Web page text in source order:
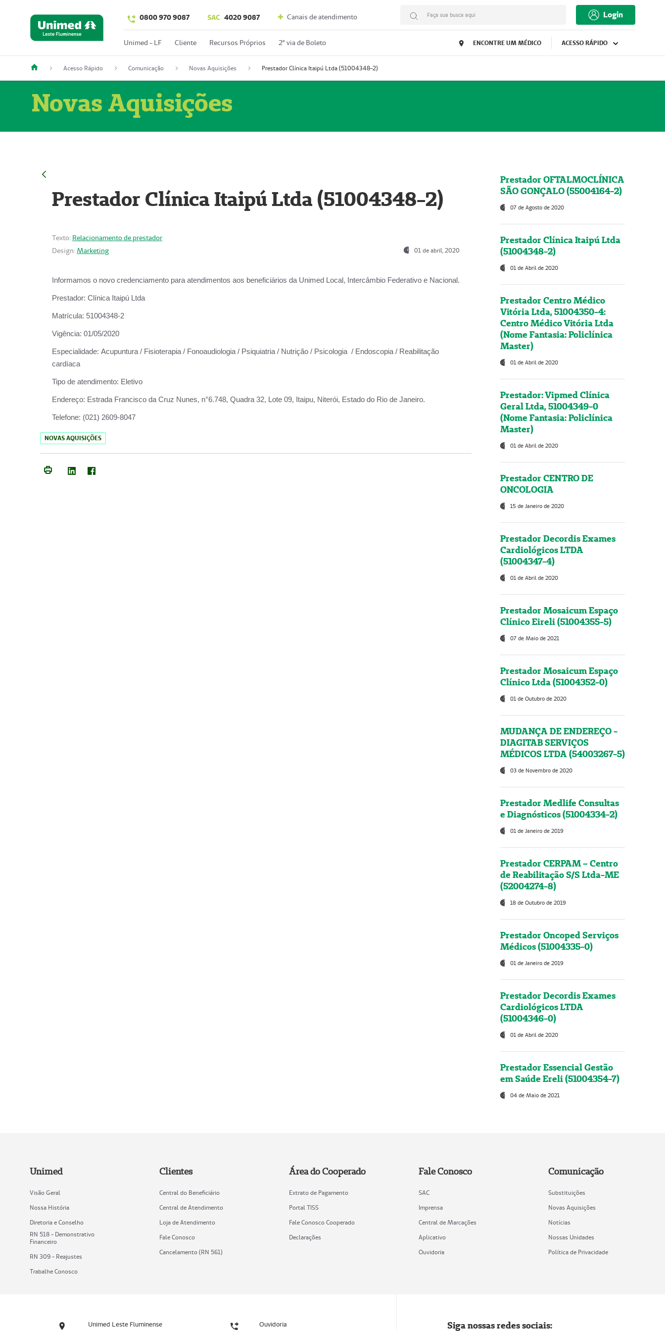
0800 970 9087 SAC 4020 9087 Canais de atendimento Faça sua busca aqui Login
Unimed - LF Cliente Recursos Próprios 2º via de Boleto ENCONTRE UM MÉDICO ACESSO RÁPIDO
Acesso Rápido Comunicação Novas Aquisições Prestador Clínica Itaipú Ltda (51004348-2)
Novas Aquisições
Prestador Clínica Itaipú Ltda (51004348-2)
Texto: Relacionamento de prestador
Design: Marketing 01 de abril, 2020
Informamos o novo credenciamento para atendimentos aos beneficiários da Unimed Local, Intercâmbio Federativo e Nacional.
Prestador: Clínica Itaipú Ltda
Matrícula: 51004348-2
Vigência: 01/05/2020
Especialidade: Acupuntura / Fisioterapia / Fonoaudiologia / Psiquiatria / Nutrição / Psicologia / Endoscopia / Reabilitação
cardíaca
Tipo de atendimento: Eletivo
Endereço: Estrada Francisco da Cruz Nunes, n°6.748, Quadra 32, Lote 09, Itaipu, Niterói, Estado do Rio de Janeiro.
Telefone: (021) 2609-8047
NOVAS AQUISIÇÕES
Prestador OFTALMOCLÍNICA
SÃO GONÇALO (55004164-2)
07 de Agosto de 2020
Prestador Clínica Itaipú Ltda
(51004348-2)
01 de Abril de 2020
Prestador Centro Médico
Vitória Ltda, 51004350-4:
Centro Médico Vitória Ltda
(Nome Fantasia: Policlínica
Master)
01 de Abril de 2020
Prestador: Vipmed Clínica
Geral Ltda, 51004349-0
(Nome Fantasia: Policlínica
Master)
01 de Abril de 2020
Prestador CENTRO DE
ONCOLOGIA
15 de Janeiro de 2020
Prestador Decordis Exames
Cardiológicos LTDA
(51004347-4)
01 de Abril de 2020
Prestador Mosaicum Espaço
Clínico Eireli (51004355-5)
07 de Maio de 2021
Prestador Mosaicum Espaço
Clínico Ltda (51004352-0)
01 de Outubro de 2020
MUDANÇA DE ENDEREÇO -
DIAGITAB SERVIÇOS
MÉDICOS LTDA (54003267-5)
03 de Novembro de 2020
Prestador Medlife Consultas
e Diagnósticos (51004334-2)
01 de Janeiro de 2019
Prestador CERPAM – Centro
de Reabilitação S/S Ltda-ME
(52004274-8)
18 de Outubro de 2019
Prestador Oncoped Serviços
Médicos (51004335-0)
01 de Janeiro de 2019
Prestador Decordis Exames
Cardiológicos LTDA
(51004346-0)
01 de Abril de 2020
Prestador Essencial Gestão
em Saúde Ereli (51004354-7)
04 de Maio de 2021
Unimed
Visão Geral
Nossa História
Diretoria e Conselho
RN 518 - Demonstrativo
Financeiro
RN 309 - Reajustes
Trabalhe Conosco
Clientes
Central do Beneficiário
Central de Atendimento
Loja de Atendimento
Fale Conosco
Cancelamento (RN 561)
Área do Cooperado
Extrato de Pagamento
Portal TISS
Fale Conosco Cooperado
Declarações
Fale Conosco
SAC
Imprensa
Central de Marcações
Aplicativo
Ouvidoria
Comunicação
Substituições
Novas Aquisições
Notícias
Nossas Unidades
Política de Privacidade
Unimed Leste Fluminense Ouvidoria Siga nossas redes sociais: